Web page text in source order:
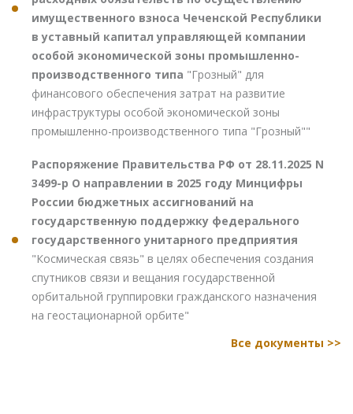
имущественного взноса Чеченской Республики
в уставный капитал управляющей компании
особой экономической зоны промышленно-
производственного типа "Грозный" для
финансового обеспечения затрат на развитие
инфраструктуры особой экономической зоны
промышленно-производственного типа "Грозный""
Распоряжение Правительства РФ от 28.11.2025 N
3499-р О направлении в 2025 году Минцифры
России бюджетных ассигнований на
государственную поддержку федерального
государственного унитарного предприятия
"Космическая связь" в целях обеспечения создания
спутников связи и вещания государственной
орбитальной группировки гражданского назначения
на геостационарной орбите"
Все документы >>